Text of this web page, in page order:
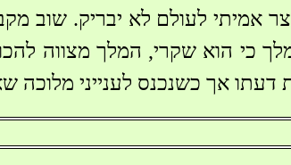
אמיתי לעולם לא יבריק. שוב
כי הוא שקרי, המלך מצווה
דעתו אך כשנכנס לענייני מלוכה